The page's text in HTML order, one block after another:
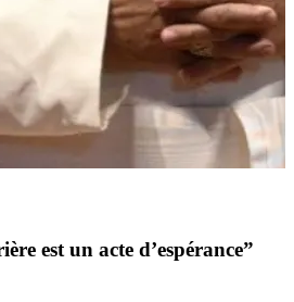
est un acte d’espérance”